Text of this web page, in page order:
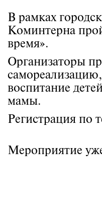
В рамках
Коминтерна
время».
Организаторы
воспитание
мамы.
Регистрация по
Мероприятие